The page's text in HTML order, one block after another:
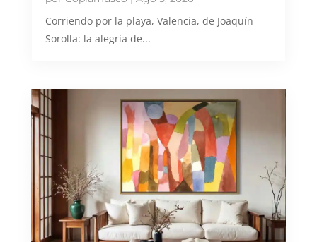
Corriendo por la playa, Valencia, de Joaquín
Sorolla: la alegría de...